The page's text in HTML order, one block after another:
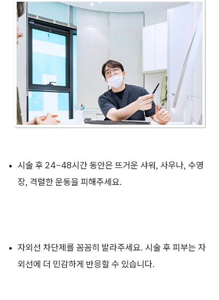
시술 후 24~48시간 동안은 뜨거운 샤워, 사우나, 수영
장, 격렬한 운동을 피해주세요.
자외선 차단제를 꼼꼼히 발라주세요. 시술 후 피부는 자
외선에 더 민감하게 반응할 수 있습니다.